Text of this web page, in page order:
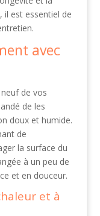
il est essentiel de
avec
de vos
de les
doux et humide.
de
la surface du
à un peu de
et en douceur.
et à